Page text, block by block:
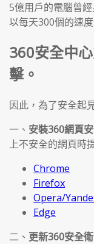
5億用戶的電腦曾
以每天300個的速
360安全中
擊。
因此，為了安全起
一、 安裝360網頁
上不安全的網頁時
Chrome
Firefox
Opera/
Edge
二、 更新360安全